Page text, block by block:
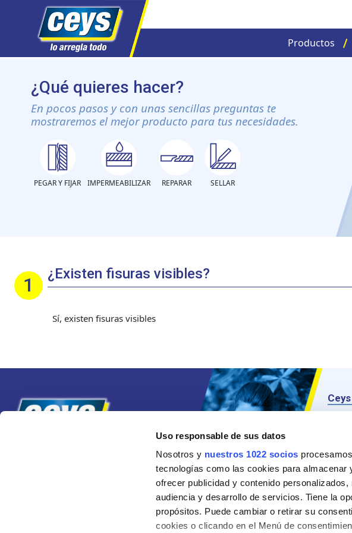
Uso responsable de sus datos
Nosotros y nuestros 1022 socios
tecnologías como las cookies para
ofrecer publicidad y contenido
audiencia y desarrollo de servicios. Tiene la
propósitos. Puede cambiar o retirar su
cookies o clicando en el Menú de
contenido
Productos
¿Qué quieres hacer?
En pocos pasos y con unas sencillas preguntas te
mostraremos el mejor producto para tus necesidades.
PEGAR Y FIJAR IMPERMEABILIZAR REPARAR SELLAR
¿Existen fisuras visibles?
Sí, existen fisuras visibles
Ceys